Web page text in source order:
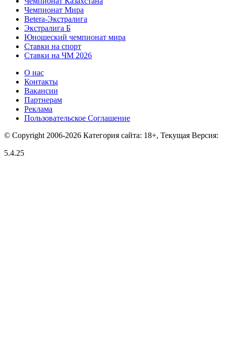
Чемпионат Мира
Betera-Экстралига
Экстралига Б
Юношеский чемпионат мира
Ставки на спорт
Ставки на ЧМ 2026
О нас
Контакты
Вакансии
Партнерам
Реклама
Пользовательское Соглашение
© Copyright 2006-2026 Категория сайта: 18+, Текущая Версия:
5.4.25